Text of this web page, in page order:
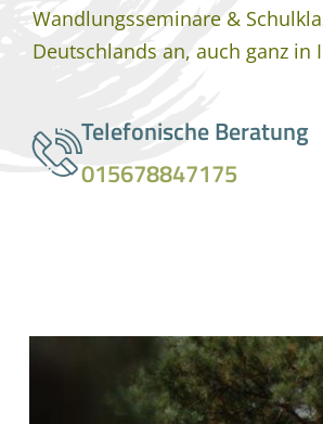
Wandlungsseminare &
Deutschlands an, auch ganz in
Telefonische Beratung
015678847175